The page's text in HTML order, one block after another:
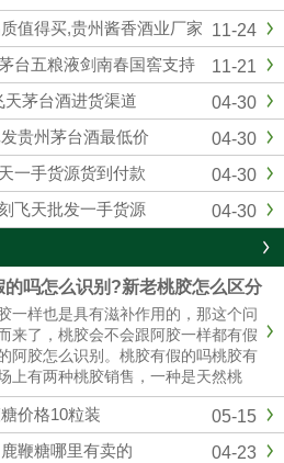
曲独特，不易传诵。生产工艺复杂，
年后才能卖。这使得茅台酒口感醇厚
茅台五粮液一手货源批发我们是专业
天茅台酒的知名白...
11-24
值得买,贵州酱香酒业厂家
11-21
台五粮液剑南春国窖支持
04-30
茅台酒进货渠道
04-30
贵州茅台酒最低价
04-30
一手货源货到付款
04-30
飞天批发一手货源
的吗怎么识别?新老桃胶怎么区分
一样也是具有滋补作用的，那这个问
来了，桃胶会不会跟阿胶一样都有假
阿胶怎么识别。桃胶有假的吗桃胶有
上有两种桃胶销售，一种是天然桃
种是精加工过的桃胶，而且市场价格
元，具体也看桃胶的质量。桃胶假
（1）看颜色真正的......
05-15
价格10粒装
04-23
鞭糖哪里有卖的